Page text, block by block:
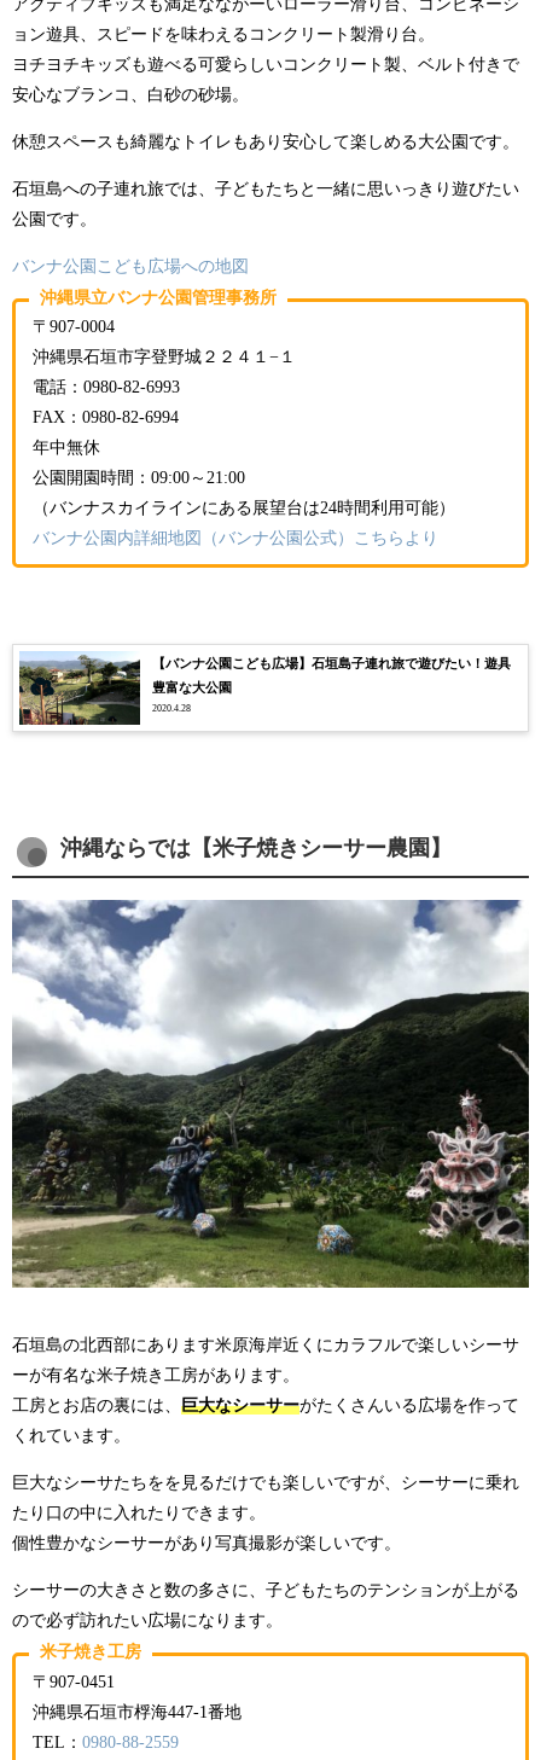
アクティブキッズも満足なながーいローラー滑り台、コンビネーシ
ョン遊具、スピードを味わえるコンクリート製滑り台。
ヨチヨチキッズも遊べる可愛らしいコンクリート製、ベルト付きで
安心なブランコ、白砂の砂場。
休憩スペースも綺麗なトイレもあり安心して楽しめる大公園です。
石垣島への子連れ旅では、子どもたちと一緒に思いっきり遊びたい
公園です。
バンナ公園こども広場への地図
沖縄県立バンナ公園管理事務所
〒907-0004
沖縄県石垣市字登野城２２４１−１
電話：0980-82-6993
FAX：0980-82-6994
年中無休
公園開園時間：09:00～21:00
（バンナスカイラインにある展望台は24時間利用可能）
バンナ公園内詳細地図（バンナ公園公式）こちらより
【バンナ公園こども広場】石垣島子連れ旅で遊びたい！遊具
豊富な大公園
2020.4.28
沖縄ならでは【米子焼きシーサー農園】
石垣島の北西部にあります米原海岸近くにカラフルで楽しいシーサ
ーが有名な米子焼き工房があります。
工房とお店の裏には、 巨大なシーサーがたくさんいる広場を作って
くれています。
巨大なシーサたちをを見るだけでも楽しいですが、シーサーに乗れ
たり口の中に入れたりできます。
個性豊かなシーサーがあり写真撮影が楽しいです。
シーサーの大きさと数の多さに、子どもたちのテンションが上がる
ので必ず訪れたい広場になります。
米子焼き工房
〒907-0451
沖縄県石垣市桴海447-1番地
TEL： 0980-88-2559